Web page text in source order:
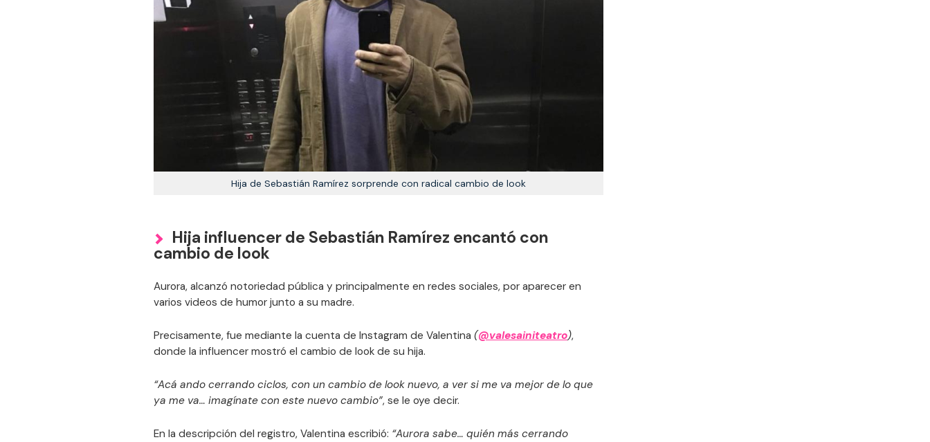
Hija de Sebastián Ramírez sorprende con radical cambio de look
Hija influencer de Sebastián Ramírez encantó con
cambio de look
Aurora, alcanzó notoriedad pública y principalmente en redes sociales, por aparecer en
varios videos de humor junto a su madre.
Precisamente, fue mediante la cuenta de Instagram de Valentina (@valesainiteatro),
donde la influencer mostró el cambio de look de su hija.
“Acá ando cerrando ciclos, con un cambio de look nuevo, a ver si me va mejor de lo que
ya me va… imagínate con este nuevo cambio”, se le oye decir.
En la descripción del registro, Valentina escribió: “Aurora sabe… quién más cerrando